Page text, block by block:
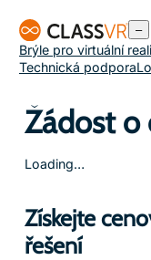
na
obsah
–
Brýle pro virtuální
Technická podpora
Žádost o
Loading…
Získejte
řešení